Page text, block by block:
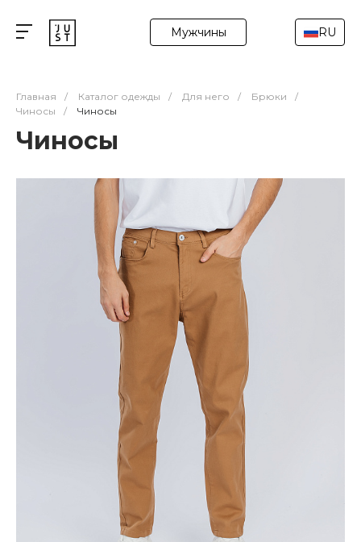
Мужчины RU
Главная / Каталог одежды / Для него / Брюки
/
Чиносы
/ Чиносы
Чиносы